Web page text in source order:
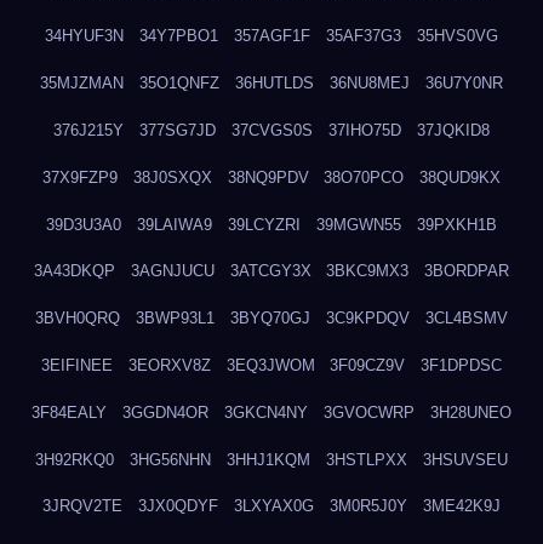
34HYUF3N 34Y7PBO1 357AGF1F 35AF37G3 35HVS0VG
35MJZMAN 35O1QNFZ 36HUTLDS 36NU8MEJ 36U7Y0NR
376J215Y 377SG7JD 37CVGS0S 37IHO75D 37JQKID8
37X9FZP9 38J0SXQX 38NQ9PDV 38O70PCO 38QUD9KX
39D3U3A0 39LAIWA9 39LCYZRI 39MGWN55 39PXKH1B
3A43DKQP 3AGNJUCU 3ATCGY3X 3BKC9MX3 3BORDPAR
3BVH0QRQ 3BWP93L1 3BYQ70GJ 3C9KPDQV 3CL4BSMV
3EIFINEE 3EORXV8Z 3EQ3JWOM 3F09CZ9V 3F1DPDSC
3F84EALY 3GGDN4OR 3GKCN4NY 3GVOCWRP 3H28UNEO
3H92RKQ0 3HG56NHN 3HHJ1KQM 3HSTLPXX 3HSUVSEU
3JRQV2TE 3JX0QDYF 3LXYAX0G 3M0R5J0Y 3ME42K9J